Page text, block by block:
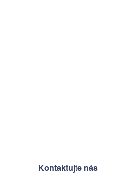
Kontaktujte nás